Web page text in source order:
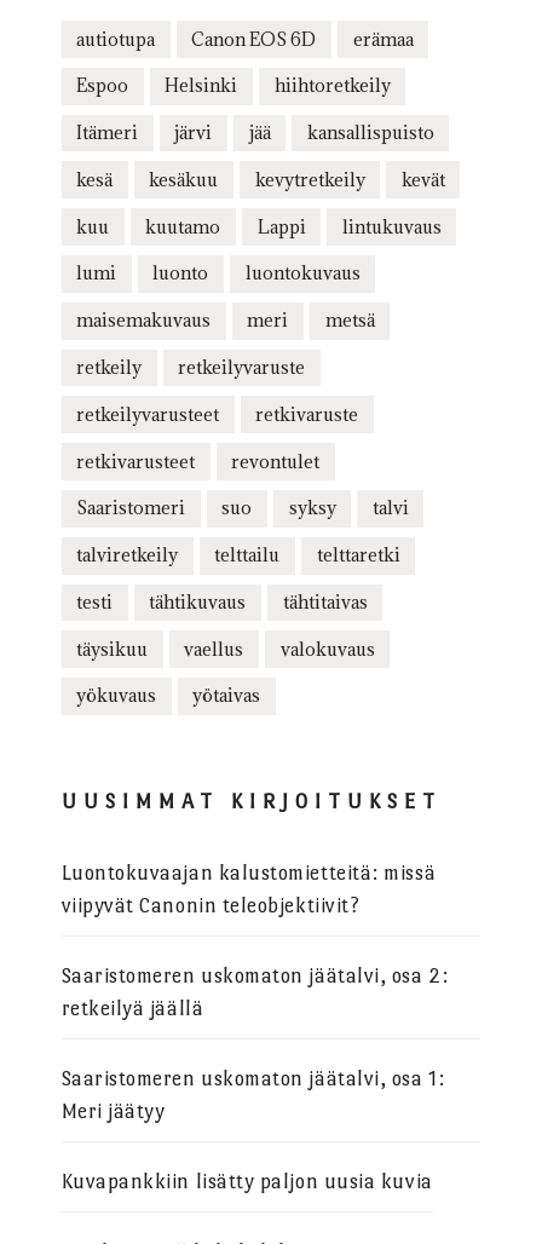
autiotupa Canon EOS 6D erämaa
Espoo Helsinki hiihtoretkeily
Itämeri järvi jää kansallispuisto
kesä kesäkuu kevytretkeily kevät
kuu kuutamo Lappi lintukuvaus
lumi luonto luontokuvaus
maisemakuvaus meri metsä
retkeily retkeilyvaruste
retkeilyvarusteet retkivaruste
retkivarusteet revontulet
Saaristomeri suo syksy talvi
talviretkeily telttailu telttaretki
testi tähtikuvaus tähtitaivas
täysikuu vaellus valokuvaus
yökuvaus yötaivas
UUSIMMAT KIRJOITUKSET
Luontokuvaajan kalustomietteitä: missä
viipyvät Canonin teleobjektiivit?
Saaristomeren uskomaton jäätalvi, osa 2:
retkeilyä jäällä
Saaristomeren uskomaton jäätalvi, osa 1:
Meri jäätyy
Kuvapankkiin lisätty paljon uusia kuvia